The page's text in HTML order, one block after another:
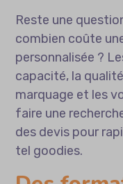
Reste une
combien coûte
personnalisée ?
capacité, la
marquage et les
faire une
des devis pour
tel goodies.